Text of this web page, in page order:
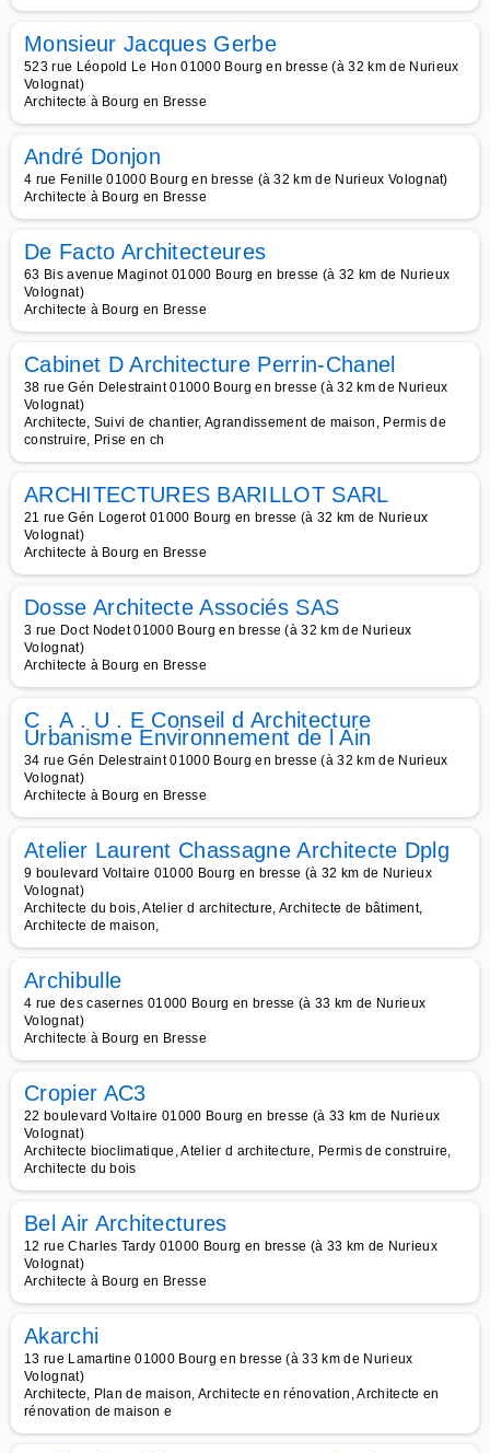
Monsieur Jacques Gerbe
523 rue Léopold Le Hon 01000 Bourg en bresse (à 32 km de Nurieux
Volognat)
Architecte à Bourg en Bresse
André Donjon
4 rue Fenille 01000 Bourg en bresse (à 32 km de Nurieux Volognat)
Architecte à Bourg en Bresse
De Facto Architecteures
63 Bis avenue Maginot 01000 Bourg en bresse (à 32 km de Nurieux
Volognat)
Architecte à Bourg en Bresse
Cabinet D Architecture Perrin-Chanel
38 rue Gén Delestraint 01000 Bourg en bresse (à 32 km de Nurieux
Volognat)
Architecte, Suivi de chantier, Agrandissement de maison, Permis de
construire, Prise en ch
ARCHITECTURES BARILLOT SARL
21 rue Gén Logerot 01000 Bourg en bresse (à 32 km de Nurieux
Volognat)
Architecte à Bourg en Bresse
Dosse Architecte Associés SAS
3 rue Doct Nodet 01000 Bourg en bresse (à 32 km de Nurieux
Volognat)
Architecte à Bourg en Bresse
C . A . U . E Conseil d Architecture
Urbanisme Environnement de l Ain
34 rue Gén Delestraint 01000 Bourg en bresse (à 32 km de Nurieux
Volognat)
Architecte à Bourg en Bresse
Atelier Laurent Chassagne Architecte Dplg
9 boulevard Voltaire 01000 Bourg en bresse (à 32 km de Nurieux
Volognat)
Architecte du bois, Atelier d architecture, Architecte de bâtiment,
Architecte de maison,
Archibulle
4 rue des casernes 01000 Bourg en bresse (à 33 km de Nurieux
Volognat)
Architecte à Bourg en Bresse
Cropier AC3
22 boulevard Voltaire 01000 Bourg en bresse (à 33 km de Nurieux
Volognat)
Architecte bioclimatique, Atelier d architecture, Permis de construire,
Architecte du bois
Bel Air Architectures
12 rue Charles Tardy 01000 Bourg en bresse (à 33 km de Nurieux
Volognat)
Architecte à Bourg en Bresse
Akarchi
13 rue Lamartine 01000 Bourg en bresse (à 33 km de Nurieux
Volognat)
Architecte, Plan de maison, Architecte en rénovation, Architecte en
rénovation de maison e